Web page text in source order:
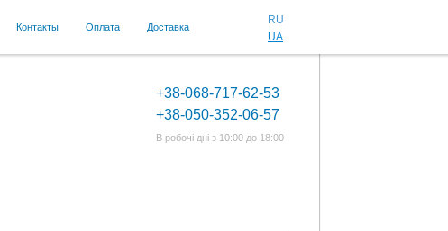
Контакты Оплата Доставка
RU
UA
+38-068-717-62-53
+38-050-352-06-57
В робочі дні з 10:00 до 18:00